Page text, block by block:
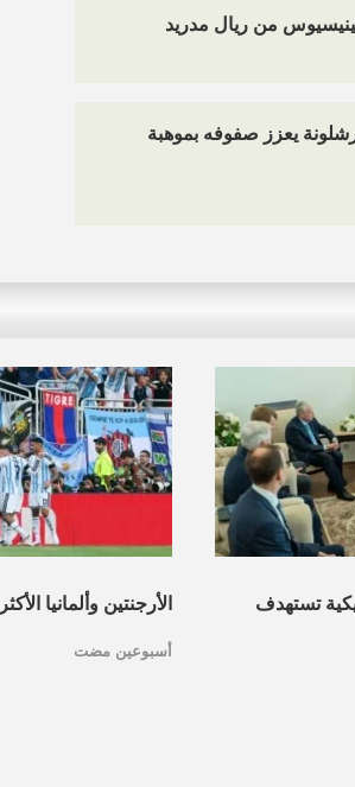
من ريال مدريد
يعزز صفوفه بموهبة
تستهدف الأرجنتين وألمانيا
أسبوعين مضت